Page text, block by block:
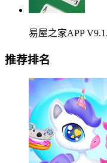
易屋之家APP
推荐排名